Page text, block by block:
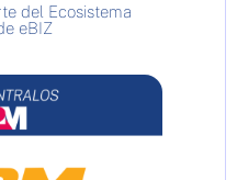
del Ecosistema
eBIZ